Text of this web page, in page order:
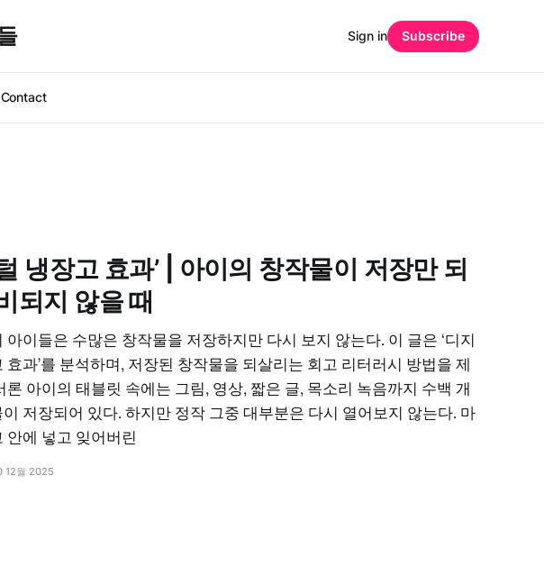
Contact
Sign in Subscribe
냉장고 효과’ | 아이의 창작물이 저장만 되
되지 않을 때
아이들은 수많은 창작물을 저장하지만 다시 보지 않는다. 이 글은 ‘디지
효과’를 분석하며, 저장된 창작물을 되살리는 회고 리터러시 방법을 제
론 아이의 태블릿 속에는 그림, 영상, 짧은 글, 목소리 녹음까지 수백 개
저장되어 있다. 하지만 정작 그중 대부분은 다시 열어보지 않는다. 마
안에 넣고 잊어버린
12월 2025